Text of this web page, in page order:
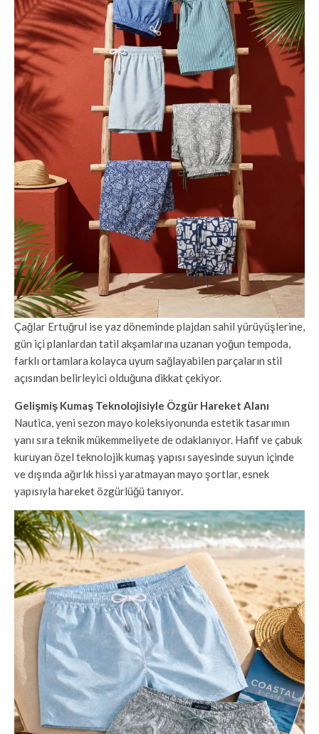
Çağlar Ertuğrul ise yaz döneminde plajdan sahil yürüyüşlerine,
gün içi planlardan tatil akşamlarına uzanan yoğun tempoda,
farklı ortamlara kolayca uyum sağlayabilen parçaların stil
açısından belirleyici olduğuna dikkat çekiyor.
Gelişmiş Kumaş Teknolojisiyle Özgür Hareket Alanı
Nautica, yeni sezon mayo koleksiyonunda estetik tasarımın
yanı sıra teknik mükemmeliyete de odaklanıyor. Hafif ve çabuk
kuruyan özel teknolojik kumaş yapısı sayesinde suyun içinde
ve dışında ağırlık hissi yaratmayan mayo şortlar, esnek
yapısıyla hareket özgürlüğü tanıyor.